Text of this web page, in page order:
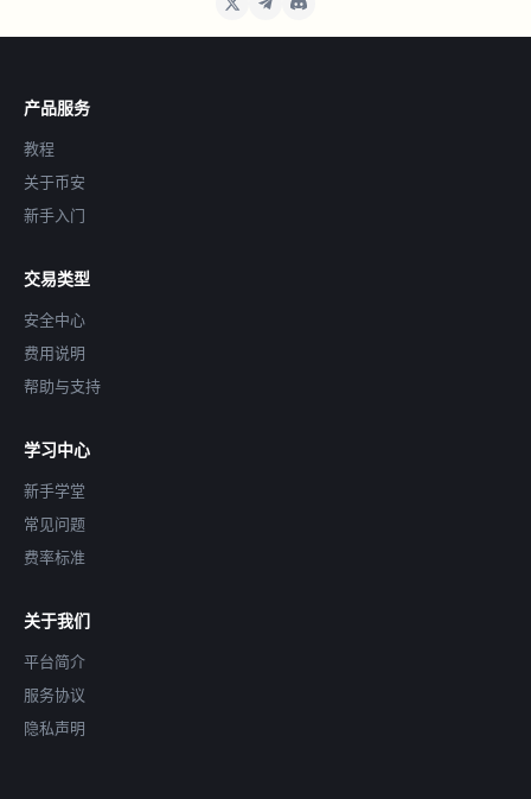
产品服务
教程
关于币安
新手入门
交易类型
安全中心
费用说明
帮助与支持
学习中心
新手学堂
常见问题
费率标准
关于我们
平台简介
服务协议
隐私声明